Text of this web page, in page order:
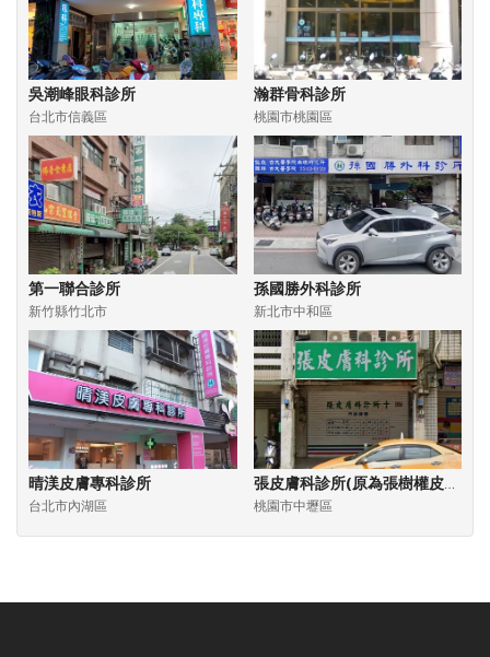
吳潮峰眼科診所
台北市信義區
瀚群骨科診所
桃園市桃園區
第一聯合診所
新竹縣竹北市
孫國勝外科診所
新北市中和區
晴渼皮膚專科診所
台北市內湖區
張皮膚科診所(原為張樹權皮膚科診所)
桃園市中壢區